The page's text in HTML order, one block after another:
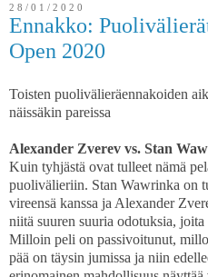
28/01/2020
Ennakko:
Open 2020
Toisten puolivälieräennakoiden
näissäkin pareissa
Alexander Zverev vs. Stan
Kuin tyhjästä ovat tulleet nämä
puolivälieriin. Stan Wawrinka on
vireensä kanssa ja Alexander
niitä suuren suuria odotuksia,
Milloin peli on passivoitunut,
pää on täysin jumissa ja niin